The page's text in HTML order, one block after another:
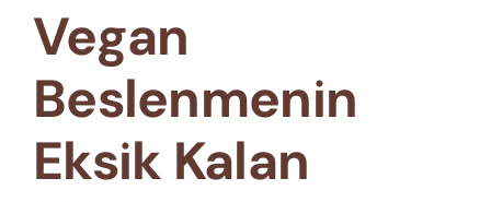
Vegan
Beslenmenin
Eksik Kalan